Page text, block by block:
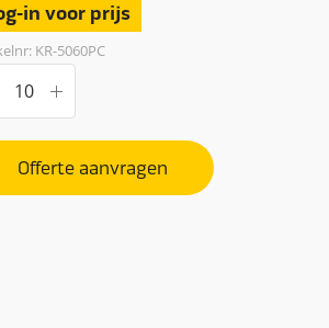
in voor prijs
KR-5060PC
Offerte aanvragen